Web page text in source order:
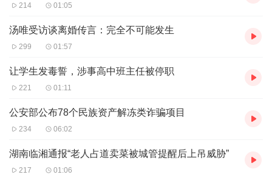
214 01:05
汤唯受访谈离婚传言：完全不可能发生
299 01:57
让学生发毒誓，涉事高中班主任被停职
221 01:11
公安部公布78个民族资产解冻类诈骗项目
234 06:02
湖南临湘通报“老人占道卖菜被城管提醒后上吊威胁”
217 01:06